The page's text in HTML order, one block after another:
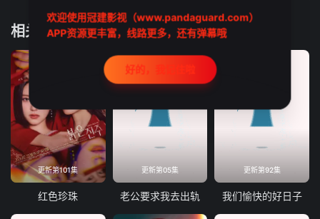
相关推荐
更新第101集
红色珍珠
更新第05集
老公要求我去出轨
更新第92集
我们愉快的好日子
欢迎使用冠建影视（www.pandaguard.com）
APP资源更丰富，线路更多，还有弹幕哦
好的，我记住啦